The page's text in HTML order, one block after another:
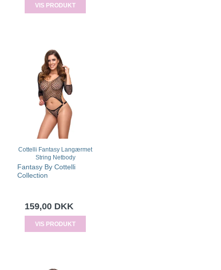
VIS PRODUKT
Cottelli Fantasy Langærmet
String Netbody
Fantasy By Cottelli
Collection
159,00 DKK
VIS PRODUKT